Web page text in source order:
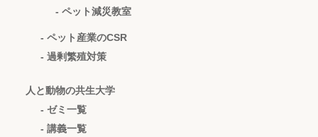
- ペット減災教室
- ペット産業のCSR
- 過剰繁殖対策
人と動物の共生大学
- ゼミ一覧
- 講義一覧